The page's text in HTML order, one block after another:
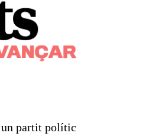
un partit polític